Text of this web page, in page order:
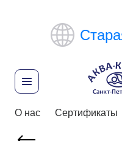
О нас Сертификаты